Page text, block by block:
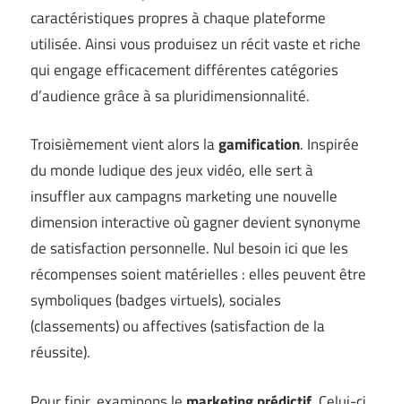
caractéristiques propres à chaque plateforme
utilisée. Ainsi vous produisez un récit vaste et riche
qui engage efficacement différentes catégories
d’audience grâce à sa pluridimensionnalité.
Troisièmement vient alors lagamification. Inspirée
du monde ludique des jeux vidéo, elle sert à
insuffler aux campagns marketing une nouvelle
dimension interactive où gagner devient synonyme
de satisfaction personnelle. Nul besoin ici que les
récompenses soient matérielles : elles peuvent être
symboliques (badges virtuels), sociales
(classements) ou affectives (satisfaction de la
réussite).